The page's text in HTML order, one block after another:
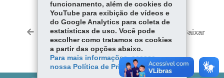
Fa
ce
bo
ok
Tw
er
W
ha
ts
Ap
Voltar Início Imprimir Baixar
funcionamento, além de cookies do
YouTube para exibição de vídeos e
do Google Analytics para coleta de
estatísticas de uso. Você pode
escolher como tratamos os cookies
a partir das opções abaixo.
Para mais informações, acesse
nossa Política de Privacidade.